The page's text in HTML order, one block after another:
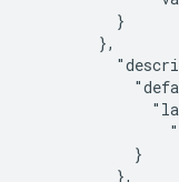
          }
        },
            }
          },